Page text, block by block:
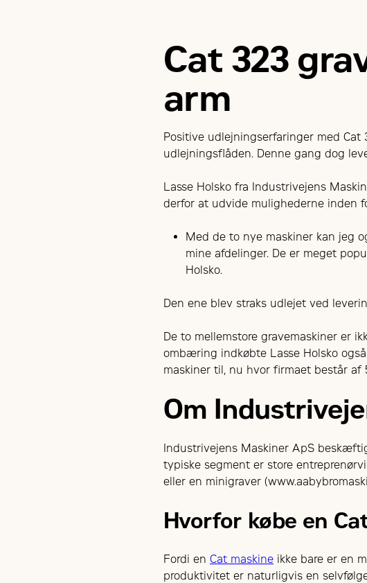
Cat 323
arm
Positive udlejningserfaringer med
udlejningsflåden. Denne gang dog
Lasse Holsko fra Industrivejens
derfor at udvide mulighederne inden
Med de to nye maskiner kan jeg
mine afdelinger. De er meget
Holsko.
Den ene blev straks udlejet ved
De to mellemstore gravemaskiner er
ombæring indkøbte Lasse Holsko
maskiner til, nu hvor firmaet består
Om
Industrivejens Maskiner ApS
typiske segment er store
eller en minigraver
Hvorfor købe en
Fordi en Cat maskine ikke bare er en
produktivitet er naturligvis en